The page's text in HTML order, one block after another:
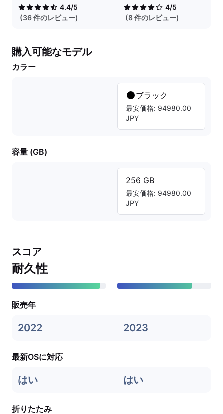
4.4/5
(36 件のレビュー)
4/5
(8 件のレビュー)
購入可能なモデル
カラー
ブラック
最安価格: 94980.00
JPY
容量 (GB)
256 GB
最安価格: 94980.00
JPY
スコア
耐久性
販売年
2022 2023
最新OSに対応
はい はい
折りたたみ